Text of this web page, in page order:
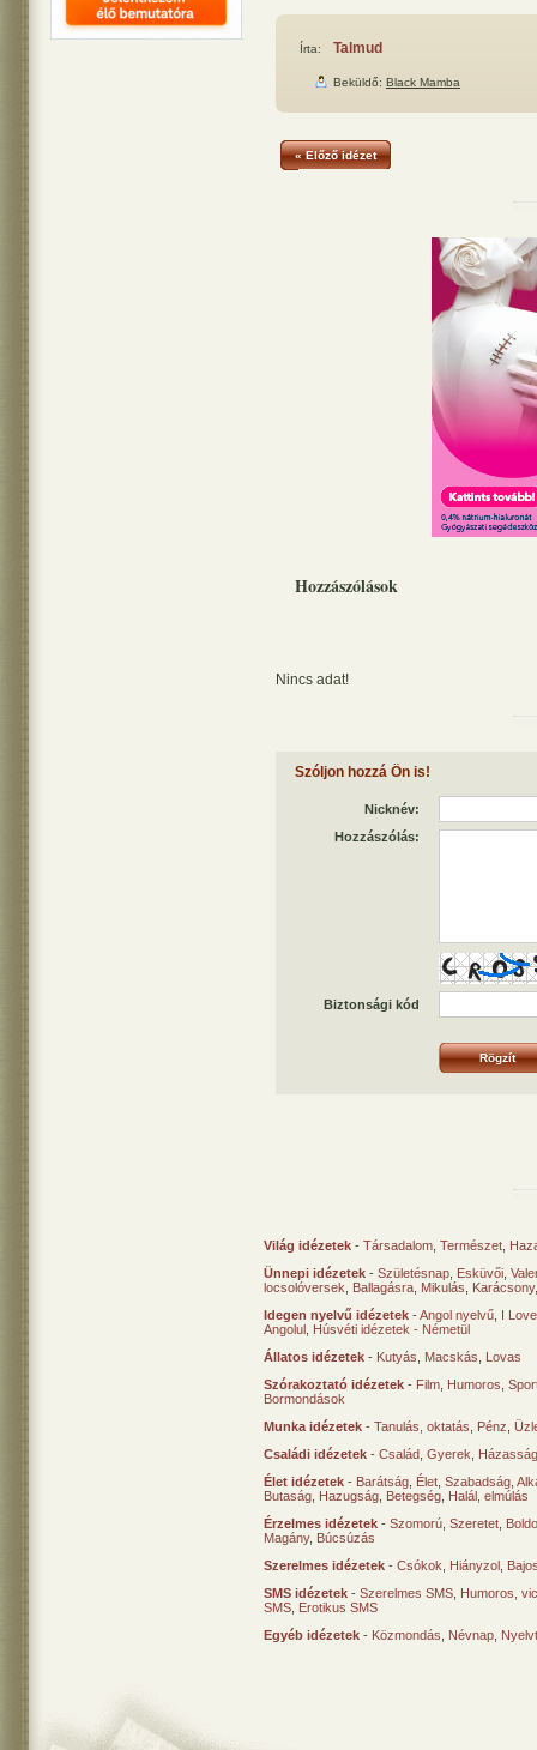
Írta: Talmud
Beküldő: Black Mamba
« Előző idézet
Hozzászólások
Nincs adat!
Szóljon hozzá Ön is!
Nicknév:
Hozzászólás:
Biztonsági kód
Világ idézetek - Társadalom Természet
Ünnepi idézetek - Születésnap Esküvői
locsolóversek
Ballagásra Mikulás Karácsony
Idegen nyelvű idézetek -Angol nyelvű I
Angolul Húsvéti idézetek - Németül
Állatos idézetek - Kutyás Macskás
Lovas
Szórakoztató idézetek - Film Humoros
Bormondások
Munka idézetek - Tanulás, oktatás Pénz
Családi idézetek - Család Gyerek
Élet idézetek - Barátság Élet Szabadság
Butaság Hazugság Betegség Halál, elmúlás
Érzelmes idézetek - Szomorú Szeretet
Magány, Búcsúzás
Szerelmes idézetek - Csókok Hiányzol
SMS idézetek - Szerelmes SMS Humoros,
SMS Erotikus SMS
Egyéb idézetek - Közmondás Névnap